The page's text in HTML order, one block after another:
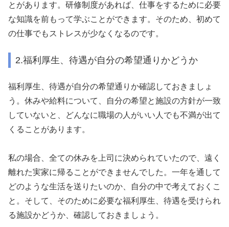
とがあります。研修制度があれば、仕事をするために必要
な知識を前もって学ぶことができます。そのため、初めて
の仕事でもストレスが少なくなるのです。
2.福利厚生、待遇が自分の希望通りかどうか
福利厚生、待遇が自分の希望通りか確認しておきましょ
う。休みや給料について、自分の希望と施設の方針が一致
していないと、どんなに職場の人がいい人でも不満が出て
くることがあります。
私の場合、全ての休みを上司に決められていたので、遠く
離れた実家に帰ることができませんでした。一年を通して
どのような生活を送りたいのか、自分の中で考えておくこ
と。そして、そのために必要な福利厚生、待遇を受けられ
る施設かどうか、確認しておきましょう。